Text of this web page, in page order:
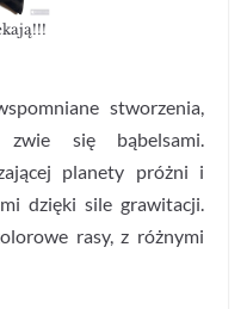
stworzenia,
się bąbelsami.
planety próżni i
dzięki sile grawitacji.
rasy, z różnymi